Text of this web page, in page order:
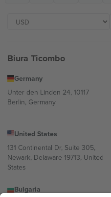
Biura Ticombo
Germany
Unter den Linden 24, 10117
Berlin, Germany
United States
131 Continental Dr, Suite 305,
Newark, Delaware 19713, United
States
Bulgaria